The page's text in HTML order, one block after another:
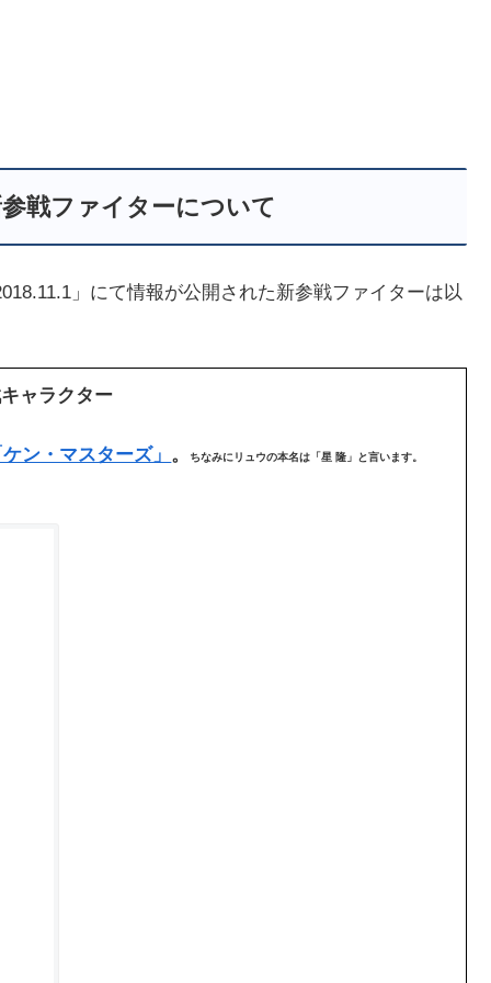
戦ファイターについて
」にて情報が公開された新参戦ファイターは以
ャラクター
ケン・マスターズ」 。 ちなみにリュウの本名は「星 隆」と言います。